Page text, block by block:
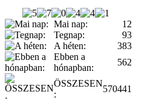
Mai nap:
12
Tegnap:
93
A héten:
383
Ebben a
hónapban:
562
ÖSSZESEN
:
570441